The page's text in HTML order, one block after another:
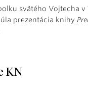
svätého Vojtecha v
prezentácia knihy
KN